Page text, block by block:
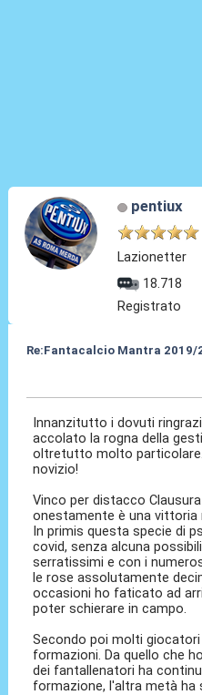
pentiux
Lazionetter
18.718
Registrato
Re:Fantacalcio Mantra 2019/
Innanzitutto i dovuti
accolato la rogna della
oltretutto molto
novizio!
Vinco per distacco
onestamente è una
In primis questa specie di
covid, senza alcuna
serratissimi e con i
le rose assolutamente
occasioni ho faticato ad
poter schierare in campo.
Secondo poi molti
formazioni. Da quello che
dei fantallenatori ha
formazione, l'altra metà ha